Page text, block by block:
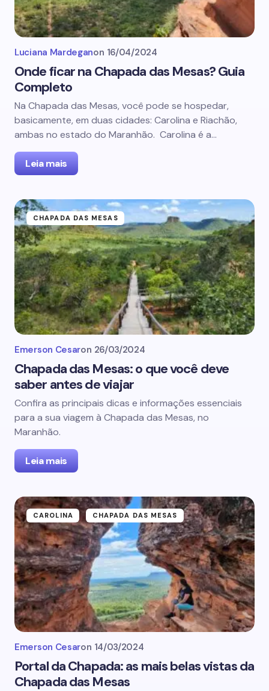
Luciana Mardeganon 16/04/2024
Onde ficar na Chapada das Mesas? Guia
Completo
Na Chapada das Mesas, você pode se hospedar,
basicamente, em duas cidades: Carolina e Riachão,
ambas no estado do Maranhão. Carolina é a…
Leia mais
CHAPADA DAS MESAS
Emerson Cesaron 26/03/2024
Chapada das Mesas: o que você deve
saber antes de viajar
Confira as principais dicas e informações essenciais
para a sua viagem à Chapada das Mesas, no
Maranhão.
Leia mais
CAROLINA CHAPADA DAS MESAS
Emerson Cesaron 14/03/2024
Portal da Chapada: as mais belas vistas da
Chapada das Mesas